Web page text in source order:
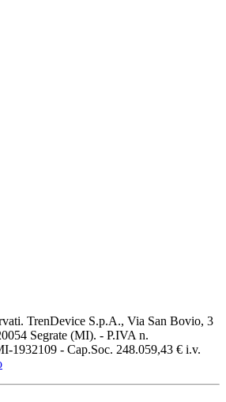
TrenDevice S.p.A., Via San Bovio, 3
Segrate (MI). - P.IVA n.
1932109 - Cap.Soc. 248.059,43 € i.v.